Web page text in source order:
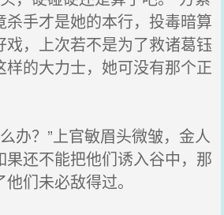
杀手才是她的本行，投毒暗算
，上次若不是为了救诸葛钰
样的大力士，她可没有那个正
办？”上官敏眉头微皱，金人
果还不能把他们诱入谷中，那
们未必敌得过。